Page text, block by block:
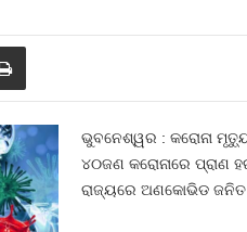
ଭୁବନେଶ୍ୱର : କରୋନା
୪୦ଜଣ କରୋନାରେ ପ୍ରାଣ
ରାଜ୍ୟରେ ଅଣକୋଭିଡ ଜନିତ